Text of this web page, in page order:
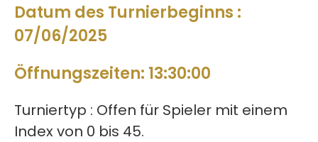
Datum des Turnierbeginns :
07/06/2025
Öffnungszeiten: 13:30:00
Turniertyp : Offen für Spieler mit einem
Index von 0 bis 45.